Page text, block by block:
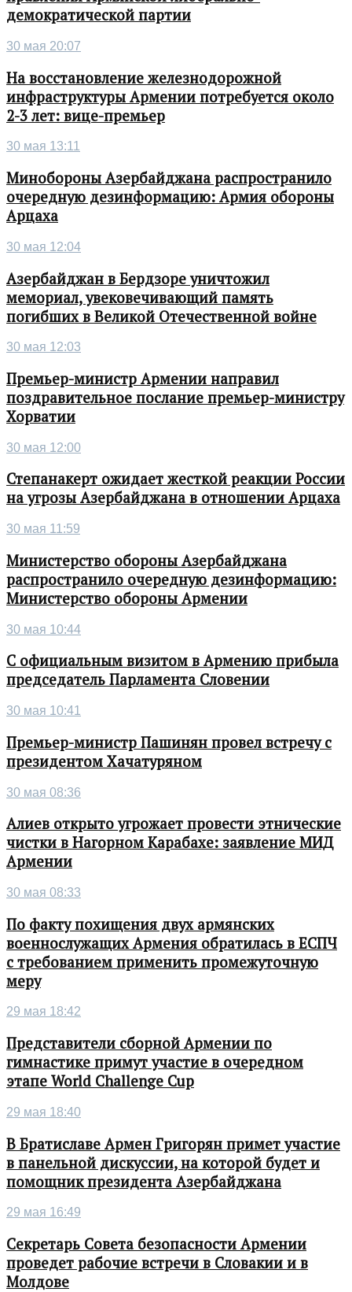
демократической партии
30 мая 20:07
На восстановление железнодорожной
инфраструктуры Армении потребуется около
2-3 лет: вице-премьер
30 мая 13:11
Минобороны Азербайджана распространило
очередную дезинформацию: Армия обороны
Арцаха
30 мая 12:04
Азербайджан в Бердзоре уничтожил
мемориал, увековечивающий память
погибших в Великой Отечественной войне
30 мая 12:03
Премьер-министр Армении направил
поздравительное послание премьер-министру
Хорватии
30 мая 12:00
Степанакерт ожидает жесткой реакции России
на угрозы Азербайджана в отношении Арцаха
30 мая 11:59
Министерство обороны Азербайджана
распространило очередную дезинформацию:
Министерство обороны Армении
30 мая 10:44
С официальным визитом в Армению прибыла
председатель Парламента Словении
30 мая 10:41
Премьер-министр Пашинян провел встречу с
президентом Хачатуряном
30 мая 08:36
Алиев открыто угрожает провести этнические
чистки в Нагорном Карабахе: заявление МИД
Армении
30 мая 08:33
По факту похищения двух армянских
военнослужащих Армения обратилась в ЕСПЧ
с требованием применить промежуточную
меру
29 мая 18:42
Представители сборной Армении по
гимнастике примут участие в очередном
этапе World Challenge Cup
29 мая 18:40
В Братиславе Армен Григорян примет участие
в панельной дискуссии, на которой будет и
помощник президента Азербайджана
29 мая 16:49
Секретарь Совета безопасности Армении
проведет рабочие встречи в Словакии и в
Молдове